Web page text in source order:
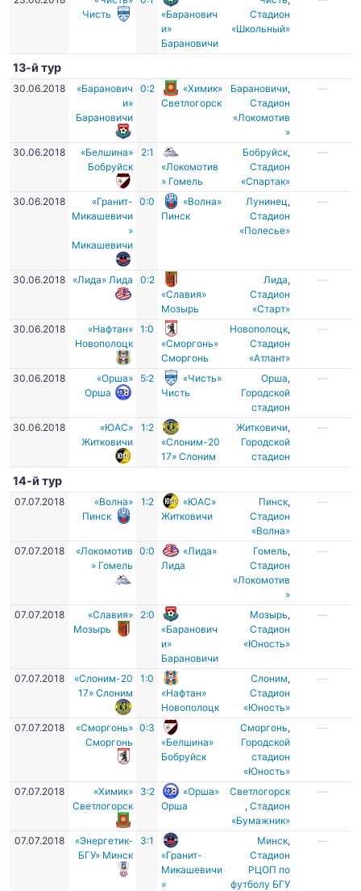
Чисть
«Баранович
и»
Барановичи
Стадион
«Школьный»
13-й тур
30.06.2018
«Баранович
и»
Барановичи
0:2
«Химик»
Светлогорск
Барановичи,
Стадион
«Локомотив
»
—
30.06.2018
«Белшина»
Бобруйск
2:1
«Локомотив
» Гомель
Бобруйск,
Стадион
«Спартак»
—
30.06.2018
«Гранит-
Микашевичи
»
Микашевичи
0:0
«Волна»
Пинск
Лунинец ,
Стадион
«Полесье»
—
30.06.2018 «Лида» Лида
0:2
«Славия»
Мозырь
Лида,
Стадион
«Старт»
—
30.06.2018
«Нафтан»
Новополоцк
1:0
«Сморгонь»
Сморгонь
Новополоцк,
Стадион
«Атлант»
—
30.06.2018
«Орша»
Орша
5:2
«Чисть»
Чисть
Орша,
Городской
стадион
—
30.06.2018
«ЮАС»
Житковичи
1:2
«Слоним-20
17» Слоним
Житковичи,
Городской
стадион
—
14-й тур
07.07.2018
«Волна»
Пинск
1:2
«ЮАС»
Житковичи
Пинск,
Стадион
«Волна»
—
07.07.2018
«Локомотив
» Гомель
0:0
«Лида»
Лида
Гомель,
Стадион
«Локомотив
»
—
07.07.2018
«Славия»
Мозырь
2:0
«Баранович
и»
Барановичи
Мозырь,
Стадион
«Юность»
—
07.07.2018
«Слоним-20
17» Слоним
1:0
«Нафтан»
Новополоцк
Слоним,
Стадион
«Юность»
—
07.07.2018
«Сморгонь»
Сморгонь
0:3
«Белшина»
Бобруйск
Сморгонь,
Городской
стадион
«Юность»
—
07.07.2018
«Химик»
Светлогорск
3:2
«Орша»
Орша
Светлогорск
,Стадион
«Бумажник»
—
07.07.2018
«Энергетик-
БГУ» Минск
3:1
«Гранит-
Микашевичи
»
Минск,
Стадион
РЦОП по
футболу БГУ
—